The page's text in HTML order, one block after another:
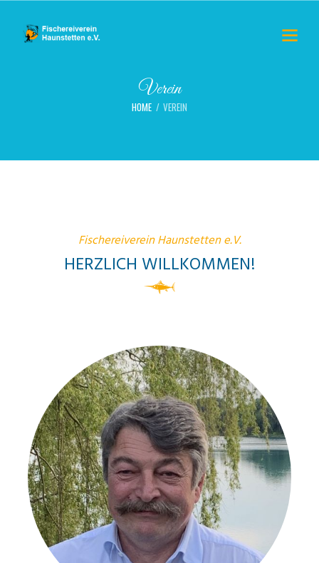
Verein
HOME VEREIN
Fischereiverein Haunstetten e.V.
HERZLICH WILLKOMMEN!